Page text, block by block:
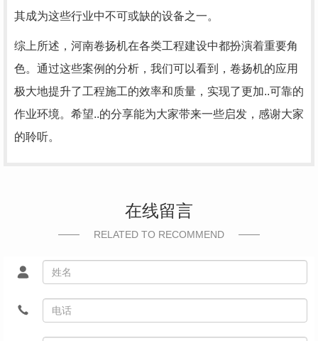
其成为这些行业中不可或缺的设备之一。
综上所述，河南卷扬机在各类工程建设中都扮演着重要角
色。通过这些案例的分析，我们可以看到，卷扬机的应用
极大地提升了工程施工的效率和质量，实现了更加..可靠的
作业环境。希望..的分享能为大家带来一些启发，感谢大家
的聆听。
在线留言
RELATED TO RECOMMEND